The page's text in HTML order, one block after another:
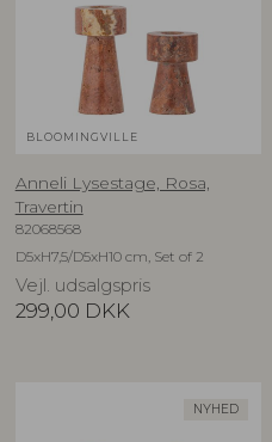
BLOOMINGVILLE
Anneli Lysestage, Rosa,
Travertin
82068568
D5xH7,5/D5xH10 cm, Set of 2
Vejl. udsalgspris
299,00 DKK
NYHED